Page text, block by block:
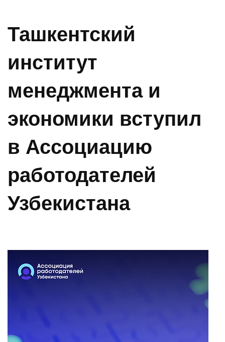
Ташкентский
институт
менеджмента и
экономики вступил
в Ассоциацию
работодателей
Узбекистана